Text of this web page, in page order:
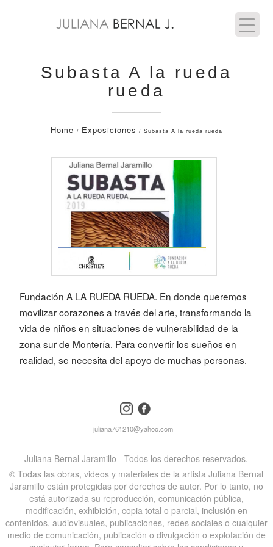
Subasta A la rueda
rueda
Home/ Exposiciones / Subasta A la rueda rueda
Fundación A LA RUEDA RUEDA. En donde queremos
movilizar corazones a través del arte, transformando la
vida de niños en situaciones de vulnerabilidad de la
zona sur de Montería. Para convertir los sueños en
realidad, se necesita del apoyo de muchas personas.
instagramfacebook
juliana761210@yahoo.com
Juliana Bernal Jaramillo - Todos los derechos reservados.
©️ Todas las obras, videos y materiales de la artista Juliana Bernal
Jaramillo están protegidas por derechos de autor. Por lo tanto, no
está autorizada su reproducción, comunicación pública,
modificación, exhibición, copia total o parcial, inclusión en
contenidos, audiovisuales, publicaciones, redes sociales o cualquier
medio de comunicación, publicación o divulgación o explotación de